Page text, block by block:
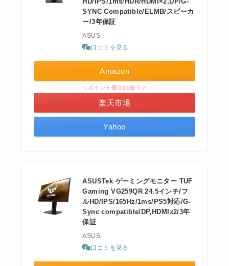
SYNC Compatible/ELMB/スピーカ
ー/3年保証
ASUS
口コミを見る
Amazon
＼ポイント最大11倍！／
楽天市場
Yahoo
ASUSTek ゲーミングモニター TUF
Gaming VG259QR 24.5インチ/フ
ルHD/IPS/165Hz/1ms/PS5対応/G-
Sync compatible/DP,HDMIx2/3年
保証
ASUS
口コミを見る